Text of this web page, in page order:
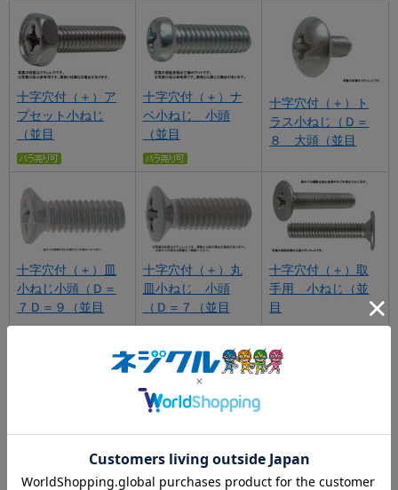
十字穴付（＋）ア
プセット小ねじ
（並目
十字穴付（＋）ナ
ベ小ねじ 小頭
（並目
十字穴付（＋）ト
ラス小ねじ（Ｄ＝
８ 大頭（並目
十字穴付（＋）皿
小ねじ小頭（Ｄ＝
７Ｄ＝９（並目
十字穴付（＋）丸
皿小ねじ 小頭
（Ｄ＝７（並目
十字穴付（＋）取
手用 小ねじ（並
目
バインド小ねじ
（並目
ベ小ねじ（ワッシ
ャーヘッド（並目
十字穴付（＋）旧
ＪＩＳナベ小ねじ